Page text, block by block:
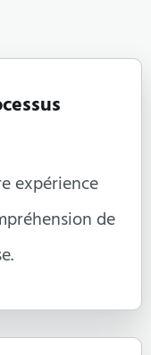
expérience
de